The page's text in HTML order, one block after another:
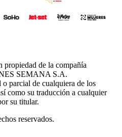
propiedad de la compañía
SEMANA S.A.
parcial de cualquiera de los
como su traducción a cualquier
su titular.
reservados.